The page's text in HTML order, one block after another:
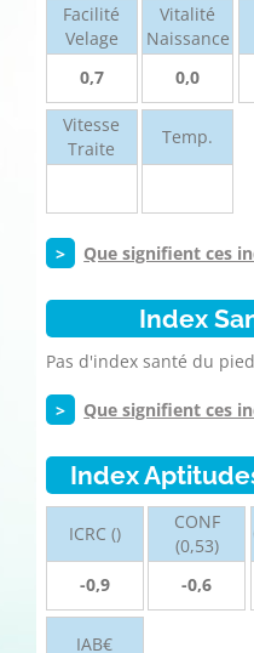
Facilité
Velage
0,7
Vitalité
Naissance
0,0
Vitesse
Traite
Temp.
> Que signifient ces
Index
Pas d'index santé du
> Que signifient ces
Index
ICRC ()
-0,9
CONF
(0,53)
-0,6
IAB€